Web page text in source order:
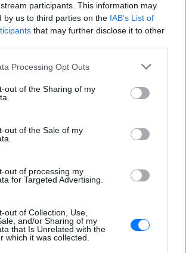
participants. This information may
by us to third parties on the IAB’s List of
that may further disclose it to other
Processing Opt Outs
out of the Sharing of my
out of the Sale of my
out of processing my
for Targeted Advertising.
out of Collection, Use,
and/or Sharing of my
that Is Unrelated with the
which it was collected.
Μύκονος: Ιταλοί τουρίστες
έκαναν «κλαμπ» βανάκι transfer
‑ Αντιδράσεις για το ξέφρενο
πάρτι
ΣΉΜΕΡΑ
ήταν σε κλαμπ
Η απάντηση της Ιταλίας στην
Αμετάπειστη παραμένει η ιταλική
κυβέρνηση